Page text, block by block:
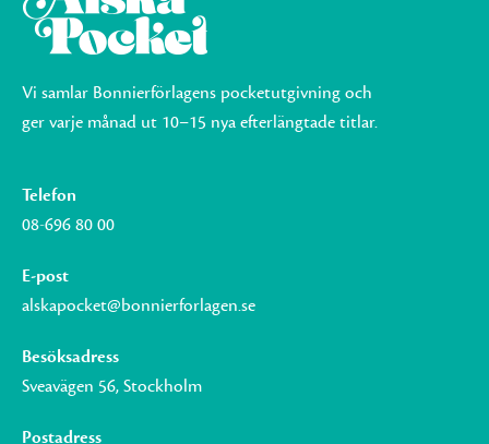
Vi samlar Bonnierförlagens pocketutgivning och
ger varje månad ut 10–15 nya efterlängtade titlar.
Telefon
08-696 80 00
E-post
alskapocket@bonnierforlagen.se
Besöksadress
Sveavägen 56, Stockholm
Postadress